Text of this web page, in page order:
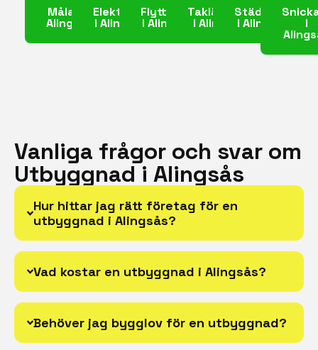
Målare i
Alingsås
Elektriker
i Alingsås
Flyttfirma
i Alingsås
Takläggare
i Alingsås
Städfirma
i Alingsås i
Vanliga frågor och svar om
Utbyggnad i Alingsås
Hur hittar jag rätt företag för en
utbyggnad i Alingsås?
Vad kostar en utbyggnad i Alingsås?
Behöver jag bygglov för en utbyggnad?